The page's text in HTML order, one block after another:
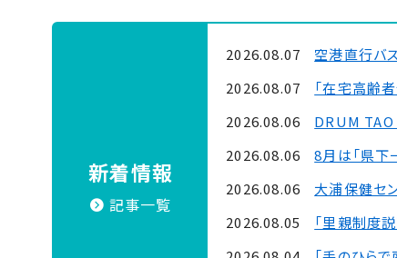
新着情報
記事一覧
2026.08.07 空港直行バ
2026.08.07 「在宅高齢
2026.08.06 DRUM TAO
2026.08.06 8月は「県下
2026.08.06 大浦保健セ
2026.08.05 「里親制度